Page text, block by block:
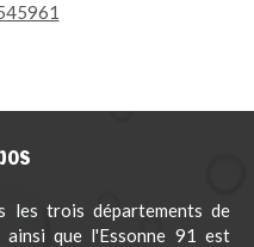
les trois départements de
que l'Essonne 91 est